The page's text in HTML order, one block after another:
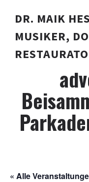
DR. MAIK
MUSIKER,
« Alle